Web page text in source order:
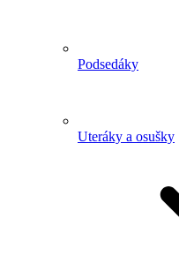
Podsedáky
Uteráky a osušky